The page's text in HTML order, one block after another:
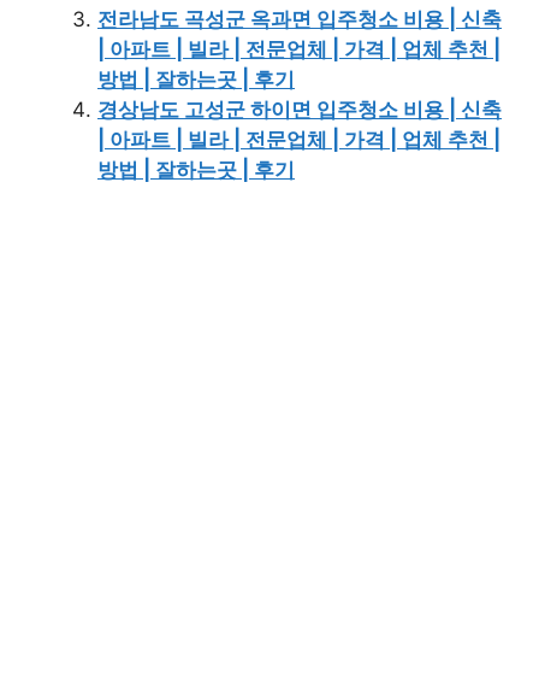
전라남도 곡성군 옥과면 입주청소 비용 | 신축
| 아파트 | 빌라 | 전문업체 | 가격 | 업체 추천 |
방법 | 잘하는곳 | 후기
경상남도 고성군 하이면 입주청소 비용 | 신축
| 아파트 | 빌라 | 전문업체 | 가격 | 업체 추천 |
방법 | 잘하는곳 | 후기